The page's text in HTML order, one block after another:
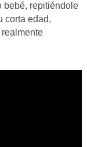
bebé, repitiéndole
corta edad,